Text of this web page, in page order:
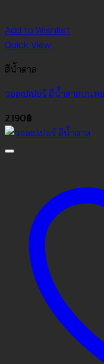
Add to Wishlist
Quick View
สีน้ำตาล
วอลเปเปอร์ สีน้ำตาลปนท
2,190฿